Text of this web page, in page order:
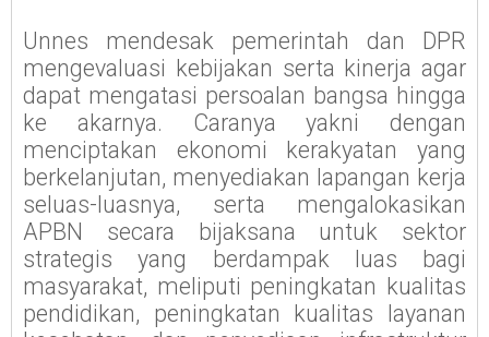
Unnes mendesak pemerintah dan DPR
mengevaluasi kebijakan serta kinerja agar
dapat mengatasi persoalan bangsa hingga
ke akarnya. Caranya yakni dengan
menciptakan ekonomi kerakyatan yang
berkelanjutan, menyediakan lapangan kerja
seluas-luasnya, serta mengalokasikan
APBN secara bijaksana untuk sektor
strategis yang berdampak luas bagi
masyarakat, meliputi peningkatan kualitas
pendidikan, peningkatan kualitas layanan